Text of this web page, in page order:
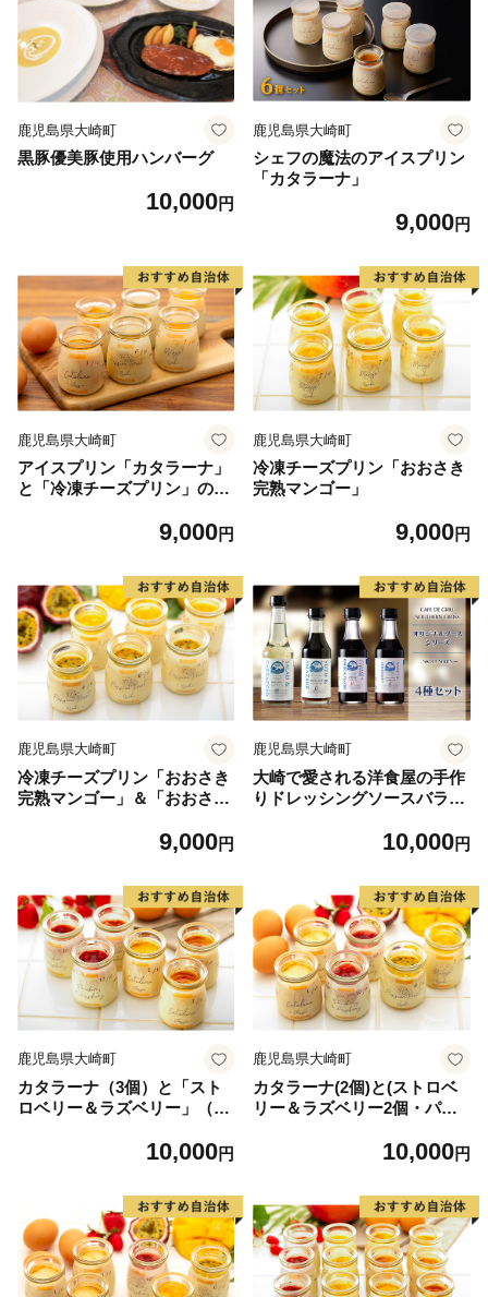
鹿児島県大崎町
黒豚優美豚使用ハンバーグ
10,000円
鹿児島県大崎町
シェフの魔法のアイスプリン
「カタラーナ」
9,000円
鹿児島県大崎町
アイスプリン「カタラーナ」
と「冷凍チーズプリン」のセ
9,000円
鹿児島県大崎町
冷凍チーズプリン「おおさき
完熟マンゴー」
9,000円
鹿児島県大崎町
冷凍チーズプリン「おおさき
完熟マンゴー」＆「おおさき
9,000円
鹿児島県大崎町
大崎で愛される洋食屋の手作
りドレッシングソースバラエ
10,000円
鹿児島県大崎町
カタラーナ（3個）と「スト
ロベリー＆ラズベリー」（3
10,000円
鹿児島県大崎町
カタラーナ(2個)と(ストロベ
リー＆ラズベリー2個・パッ
10,000円